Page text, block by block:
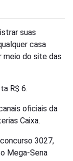
suas
casa
meio do site das
R$ 6.
oficiais da
Caixa.
3027,
Mega-Sena